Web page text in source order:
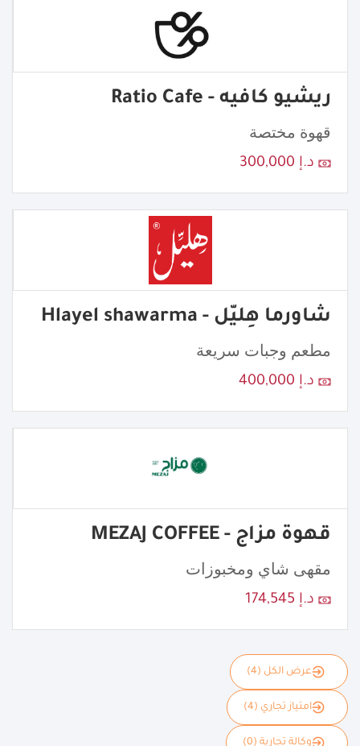
ريشيو كافيه - Ratio Cafe
قهوة مختصة
د.إ 300,000
شاورما هِليّل - Hlayel shawarma
مطعم وجبات سريعة
د.إ 400,000
قهوة مزاج - MEZAJ COFFEE
مقهى شاي ومخبوزات
د.إ 174,545
عرض الكل (4)
امتياز تجاري (4)
وكالة تجارية (0)